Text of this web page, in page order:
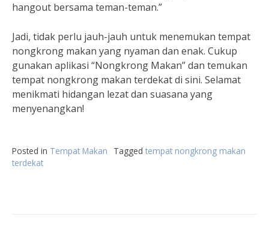
hangout bersama teman-teman.”
Jadi, tidak perlu jauh-jauh untuk menemukan tempat
nongkrong makan yang nyaman dan enak. Cukup
gunakan aplikasi “Nongkrong Makan” dan temukan
tempat nongkrong makan terdekat di sini. Selamat
menikmati hidangan lezat dan suasana yang
menyenangkan!
Posted in Tempat Makan Tagged tempat nongkrong makan
terdekat